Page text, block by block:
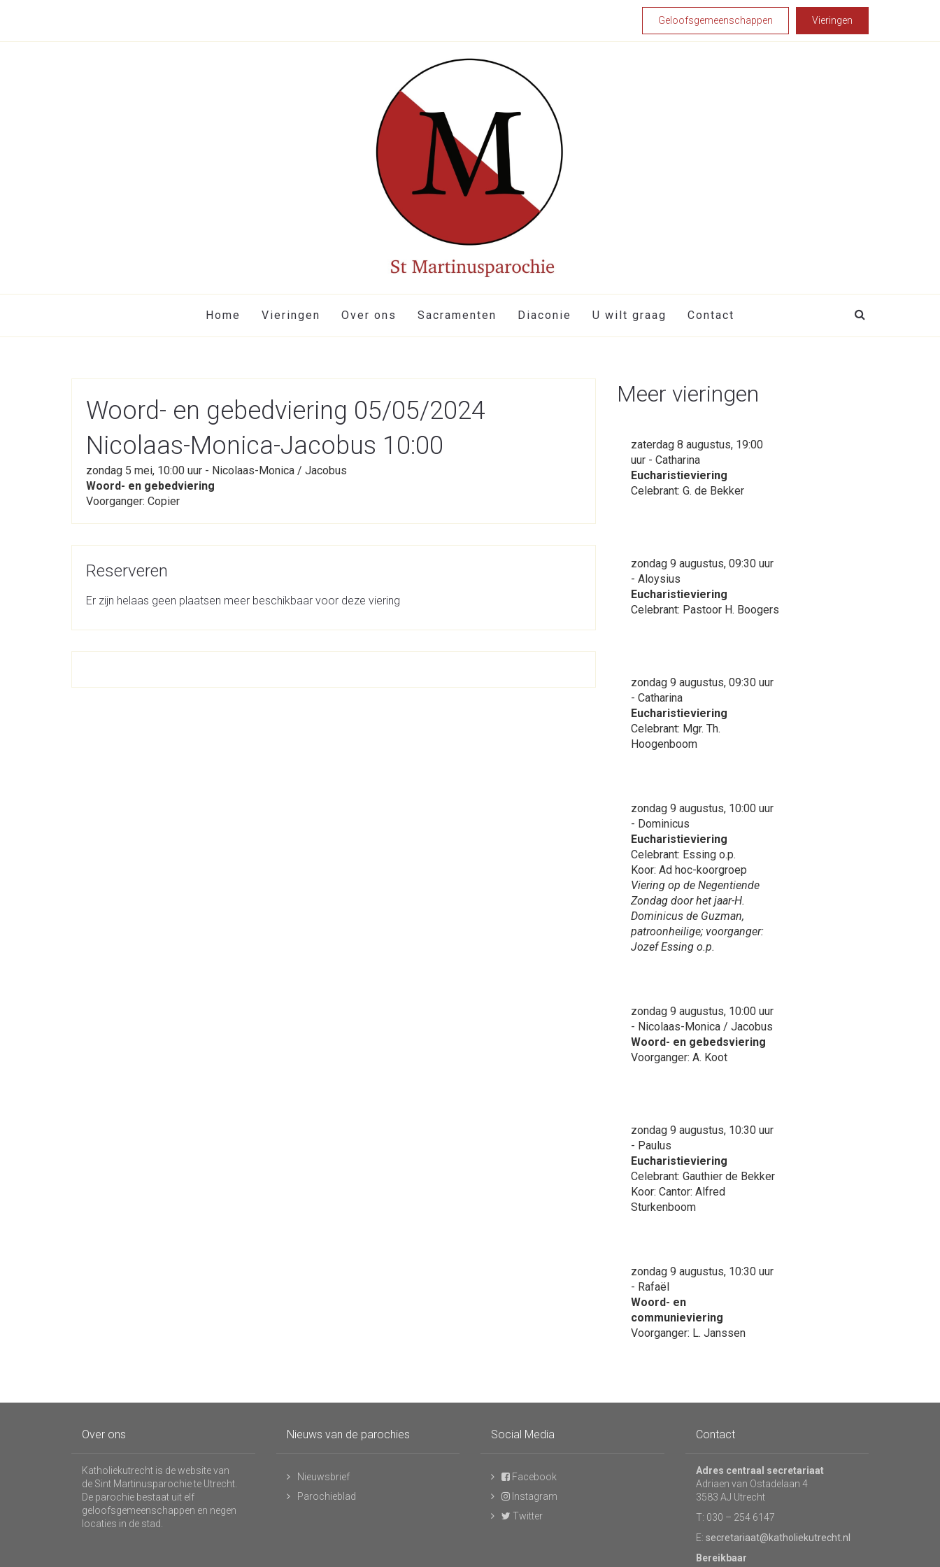
Geloofsgemeenschappen Vieringen
Home Vieringen Over ons Sacramenten Diaconie U wilt graag Contact
Woord- en gebedviering 05/05/2024
Nicolaas-Monica-Jacobus 10:00
zondag 5 mei, 10:00 uur - Nicolaas-Monica / Jacobus
Woord- en gebedviering
Voorganger: Copier
Reserveren
Er zijn helaas geen plaatsen meer beschikbaar voor deze viering
Meer vieringen
zaterdag 8 augustus, 19:00
uur - Catharina
Eucharistieviering
Celebrant: G. de Bekker
zondag 9 augustus, 09:30 uur
- Aloysius
Eucharistieviering
Celebrant: Pastoor H. Boogers
zondag 9 augustus, 09:30 uur
- Catharina
Eucharistieviering
Celebrant: Mgr. Th.
Hoogenboom
zondag 9 augustus, 10:00 uur
- Dominicus
Eucharistieviering
Celebrant: Essing o.p.
Koor: Ad hoc-koorgroep
Viering op de Negentiende
Zondag door het jaar-H.
Dominicus de Guzman,
patroonheilige; voorganger:
Jozef Essing o.p.
zondag 9 augustus, 10:00 uur
- Nicolaas-Monica / Jacobus
Woord- en gebedsviering
Voorganger: A. Koot
zondag 9 augustus, 10:30 uur
- Paulus
Eucharistieviering
Celebrant: Gauthier de Bekker
Koor: Cantor: Alfred
Sturkenboom
zondag 9 augustus, 10:30 uur
- Rafaël
Woord- en
communieviering
Voorganger: L. Janssen
Over ons
Katholiekutrecht is de website van
de Sint Martinusparochie te Utrecht.
De parochie bestaat uit elf
geloofsgemeenschappen en negen
locaties in de stad.
Nieuws van de parochies
Nieuwsbrief
Parochieblad
Social Media
Facebook
Instagram
Twitter
Contact
Adres centraal secretariaat
Adriaen van Ostadelaan 4
3583 AJ Utrecht
T: 030 – 254 6147
E: secretariaat@katholiekutrecht.nl
Bereikbaar